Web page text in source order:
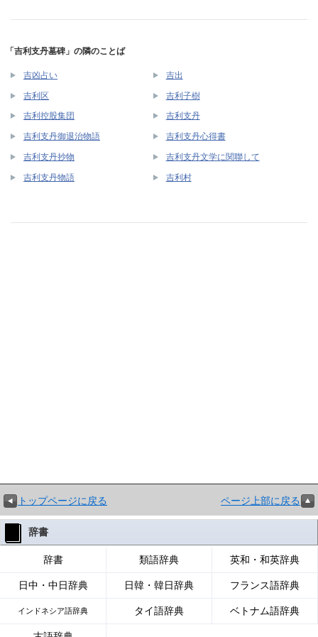
「吉利支丹墓碑」の隣のことば
吉凶占い 吉出
吉利区 吉利子樹
吉利控股集団 吉利支丹
吉利支丹御退治物語 吉利支丹心得書
吉利支丹抄物 吉利支丹文学に関聯して
吉利支丹物語 吉利村
トップページに戻る ページ上部に戻る
辞書
辞書 類語辞典 英和・和英辞典
日中・中日辞典 日韓・韓日辞典 フランス語辞典
インドネシア語辞典 タイ語辞典 ベトナム語辞典